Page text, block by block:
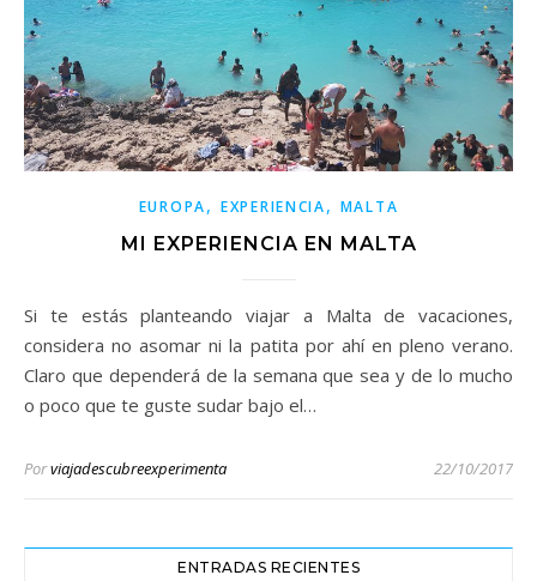
EUROPA, EXPERIENCIA, MALTA
MI EXPERIENCIA EN MALTA
Si te estás planteando viajar a Malta de vacaciones,
considera no asomar ni la patita por ahí en pleno verano.
Claro que dependerá de la semana que sea y de lo mucho
o poco que te guste sudar bajo el…
Porviajadescubreexperimenta 22/10/2017
ENTRADAS RECIENTES